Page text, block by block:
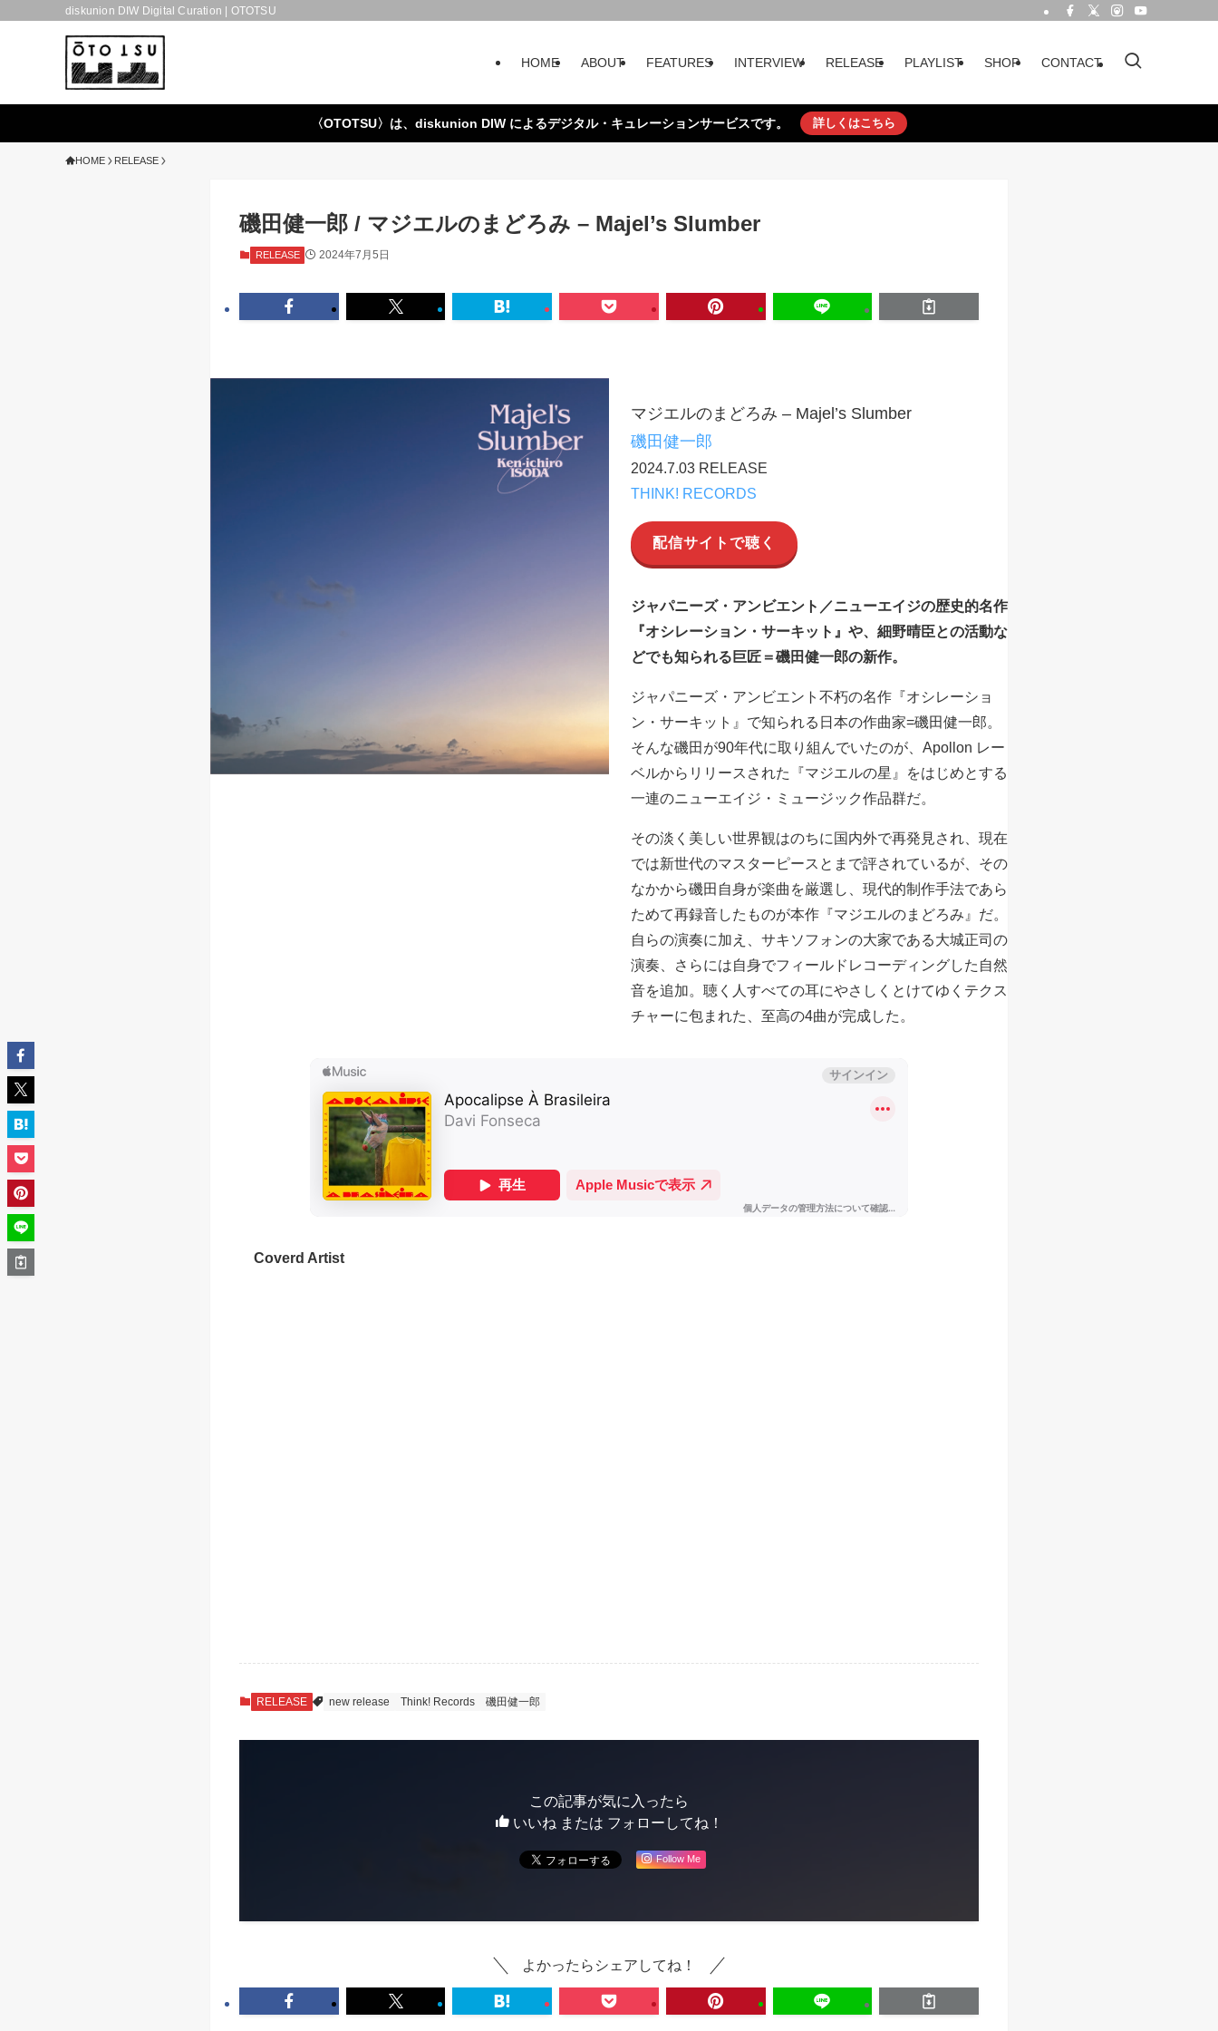
diskunion DIW Digital Curation | OTOTSU
HOME ABOUT FEATURES INTERVIEW RELEASE PLAYLIST SHOP CONTACT
〈OTOTSU〉は、diskunion DIW によるデジタル・キュレーションサービスです。 詳しくはこちら
HOME RELEASE
磯田健一郎 / マジエルのまどろみ – Majel’s Slumber
RELEASE 2024年7月5日
マジエルのまどろみ – Majel’s Slumber
磯田健一郎
2024.7.03 RELEASE
THINK! RECORDS
配信サイトで聴く
ジャパニーズ・アンビエント／ニューエイジの歴史的名作
『オシレーション・サーキット』や、細野晴臣との活動な
どでも知られる巨匠＝磯田健一郎の新作。
ジャパニーズ・アンビエント不朽の名作『オシレーショ
ン・サーキット』で知られる日本の作曲家=磯田健一郎。
そんな磯田が90年代に取り組んでいたのが、Apollon レー
ベルからリリースされた『マジエルの星』をはじめとする
一連のニューエイジ・ミュージック作品群だ。
その淡く美しい世界観はのちに国内外で再発見され、現在
では新世代のマスターピースとまで評されているが、その
なかから磯田自身が楽曲を厳選し、現代的制作手法であら
ためて再録音したものが本作『マジエルのまどろみ』だ。
自らの演奏に加え、サキソフォンの大家である大城正司の
演奏、さらには自身でフィールドレコーディングした自然
音を追加。聴く人すべての耳にやさしくとけてゆくテクス
チャーに包まれた、至高の4曲が完成した。
Coverd Artist
RELEASE new release Think! Records 磯田健一郎
この記事が気に入ったら
いいね または フォローしてね！
Follow Me
よかったらシェアしてね！